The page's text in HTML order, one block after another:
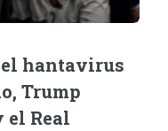
el hantavirus
Trump
el Real